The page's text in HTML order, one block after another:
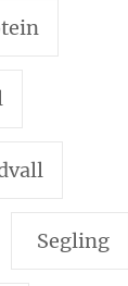
Segling